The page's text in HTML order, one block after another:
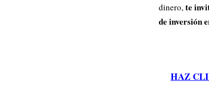
dinero,te
de inversión
HAZ